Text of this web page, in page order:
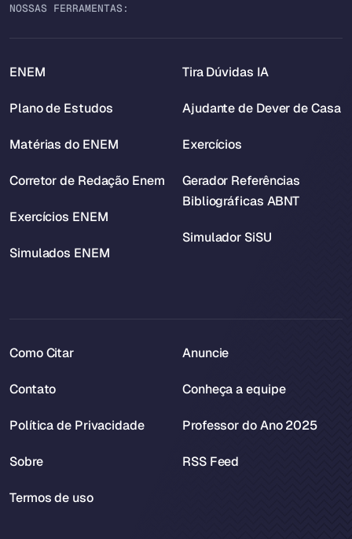
NOSSAS FERRAMENTAS:
ENEM
Plano de Estudos
Matérias do ENEM
Corretor de Redação Enem
Exercícios ENEM
Simulados ENEM
Tira Dúvidas IA
Ajudante de Dever de Casa
Exercícios
Gerador Referências
Bibliográficas ABNT
Simulador SiSU
Como Citar
Contato
Política de Privacidade
Sobre
Termos de uso
Anuncie
Conheça a equipe
Professor do Ano 2025
RSS Feed